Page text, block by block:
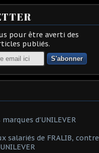
pour être averti des
publiés.
d'UNILEVER
salariés de FRALIB, contre